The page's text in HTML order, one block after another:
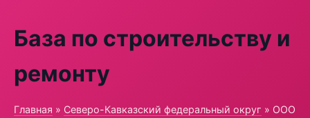
База по строительству и
ремонту
Главная » Северо-Кавказский федеральный округ » ООО